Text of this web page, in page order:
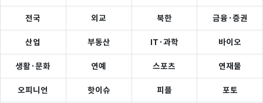
전국 외교 북한 금융·증권
산업 부동산 IT·과학 바이오
생활·문화 연예 스포츠 연재물
오피니언 핫이슈 피플 포토